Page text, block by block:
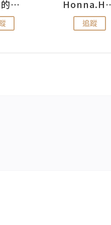
Tomo 的快樂宇宙
追蹤